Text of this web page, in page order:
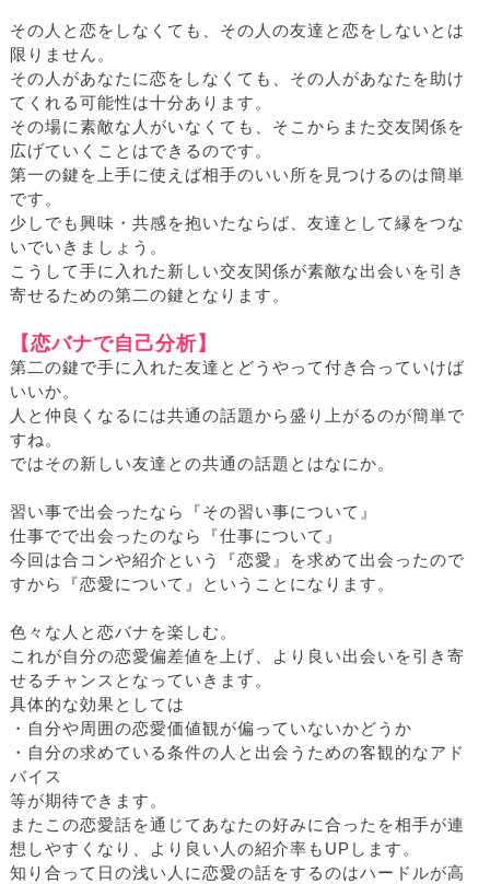
その人と恋をしなくても、その人の友達と恋をしないとは
限りません。
その人があなたに恋をしなくても、その人があなたを助け
てくれる可能性は十分あります。
その場に素敵な人がいなくても、そこからまた交友関係を
広げていくことはできるのです。
第一の鍵を上手に使えば相手のいい所を見つけるのは簡単
です。
少しでも興味・共感を抱いたならば、友達として縁をつな
いでいきましょう。
こうして手に入れた新しい交友関係が素敵な出会いを引き
寄せるための第二の鍵となります。
【恋バナで自己分析】
第二の鍵で手に入れた友達とどうやって付き合っていけば
いいか。
人と仲良くなるには共通の話題から盛り上がるのが簡単で
すね。
ではその新しい友達との共通の話題とはなにか。
習い事で出会ったなら『その習い事について』
仕事でで出会ったのなら『仕事について』
今回は合コンや紹介という『恋愛』を求めて出会ったので
すから『恋愛について』ということになります。
色々な人と恋バナを楽しむ。
これが自分の恋愛偏差値を上げ、より良い出会いを引き寄
せるチャンスとなっていきます。
具体的な効果としては
・自分や周囲の恋愛価値観が偏っていないかどうか
・自分の求めている条件の人と出会うための客観的なアド
バイス
等が期待できます。
またこの恋愛話を通じてあなたの好みに合ったを相手が連
想しやすくなり、より良い人の紹介率もUPします。
知り合って日の浅い人に恋愛の話をするのはハードルが高